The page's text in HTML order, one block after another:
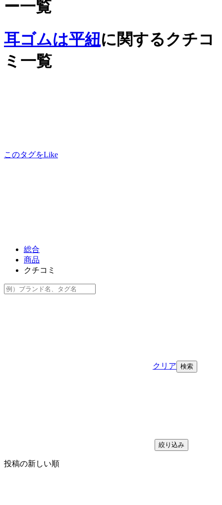
ー一覧
耳ゴムは平紐に関するクチコ
ミ一覧
このタグをLike
総合
商品
クチコミ
クリア
絞り込み
投稿の新しい順